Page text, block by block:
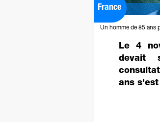
France
Un homme de 85 ans
Le 4
devait
ans